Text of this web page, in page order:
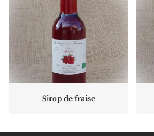
Avis
Actualités
Contact
Sirop de fraise